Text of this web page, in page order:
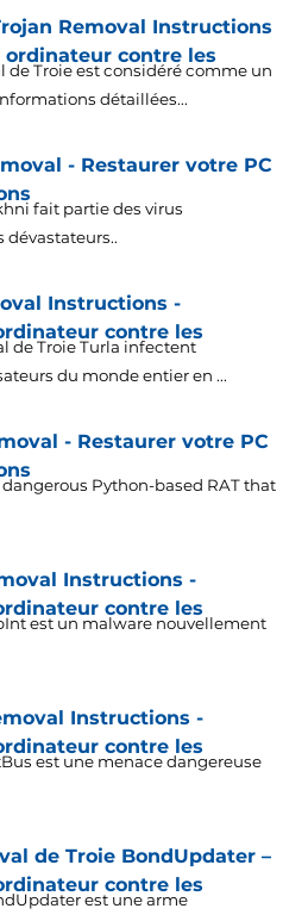
Removal Instructions
ordinateur contre les
de Troie est considéré comme un
détaillées...
- Restaurer votre PC
fait partie des virus
Instructions -
contre les
de Troie Turla infectent
du monde entier en ...
- Restaurer votre PC
Python-based RAT that
Instructions -
contre les
est un malware nouvellement
Instructions -
contre les
est une menace dangereuse
de Troie BondUpdater –
contre les
est une arme